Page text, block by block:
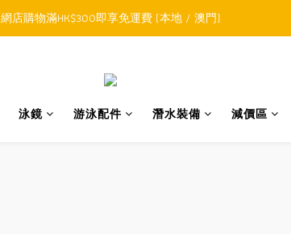
順豐香港SFHK APP取件通知功能將取代SMS短訊
網店購物滿HK$300即享免運費 (本地 / 澳門)
順豐香港SFHK APP取件通知功能將取代SMS短訊
泳鏡 游泳配件 潛水裝備 減價區